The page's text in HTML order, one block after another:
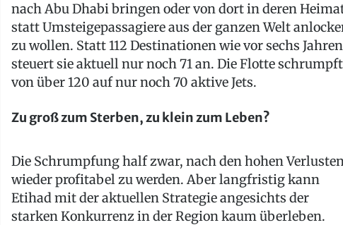
nach Abu Dhabi bringen oder von dort in deren
statt Umsteigepassagiere aus der ganzen Welt
zu wollen. Statt 112 Destinationen wie vor sechs Jahren
steuert sie aktuell nur noch 71 an. Die Flotte
von über 120 auf nur noch 70 aktive Jets.
Zu groß zum Sterben, zu klein zum Leben?
Die Schrumpfung half zwar, nach den hohen
wieder profitabel zu werden. Aber langfristig kann
Etihad mit der aktuellen Strategie angesichts der
starken Konkurrenz in der Region kaum überleben.